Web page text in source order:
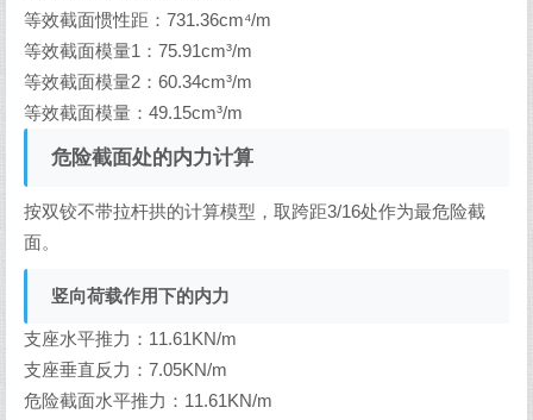
等效截面惯性距：731.36cm⁴/m
等效截面模量1：75.91cm³/m
等效截面模量2：60.34cm³/m
等效截面模量：49.15cm³/m
危险截面处的内力计算
按双铰不带拉杆拱的计算模型，取跨距3/16处作为最危险截
面。
竖向荷载作用下的内力
支座水平推力：11.61KN/m
支座垂直反力：7.05KN/m
危险截面水平推力：11.61KN/m